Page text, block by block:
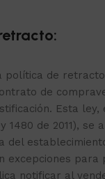
política de
de
Esta
1480 de 2011),
del
excepciones
notificar al